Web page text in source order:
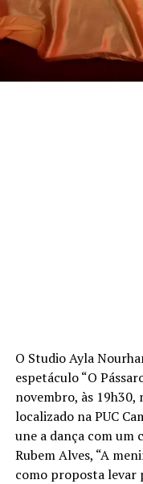
O Studio Ayla
espetáculo “O
novembro, às
localizado na PUC
une a dança com um
Rubem Alves, “A
como proposta levar